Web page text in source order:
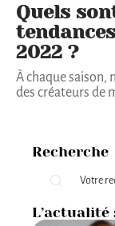
Quels
2022 ?
À chaque saison,
des créateurs de
Recherche
L’actualité